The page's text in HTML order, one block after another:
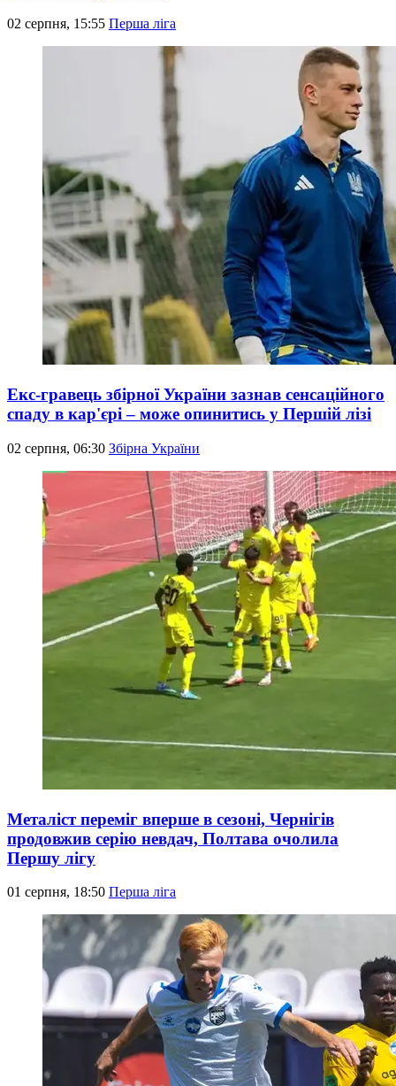
02 серпня, 15:55 Перша ліга
Екс-гравець збірної України зазнав сенсаційного
спаду в кар'єрі – може опинитись у Першій лізі
02 серпня, 06:30 Збірна України
Металіст переміг вперше в сезоні, Чернігів
продовжив серію невдач, Полтава очолила
Першу лігу
01 серпня, 18:50 Перша ліга